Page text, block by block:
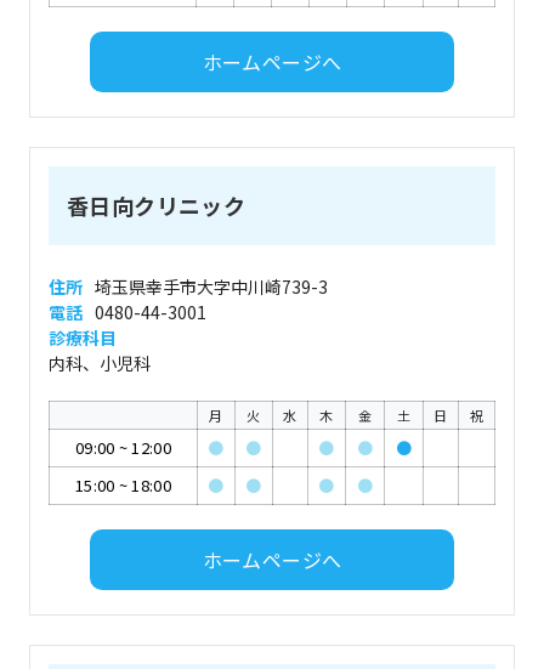
ホームページへ
香日向クリニック
住所 埼玉県幸手市大字中川崎739-3
電話 0480-44-3001
診療科目
内科、小児科
月 火 水 木 金 土 日 祝
09:00 ~12:00 ● ● ● ●
●
15:00 ~18:00 ● ● ● ●
ホームページへ